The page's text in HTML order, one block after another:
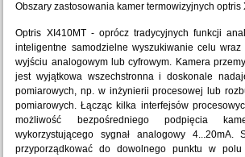
Obszary zastosowania kamer termowizyjnych optris
Optris XI410MT - oprócz tradycyjnych funkcji
inteligentne samodzielne wyszukiwanie celu
wyjściu analogowym lub cyfrowym. Kamera
jest wyjątkowa wszechstronna i doskonale
pomiarowych, np. w inżynierii procesowej lub
pomiarowych. Łącząc kilka interfejsów
możliwość bezpośredniego podpięcia
wykorzystującego sygnał analogowy 4...20mA.
przyporządkować do dowolnego punktu w